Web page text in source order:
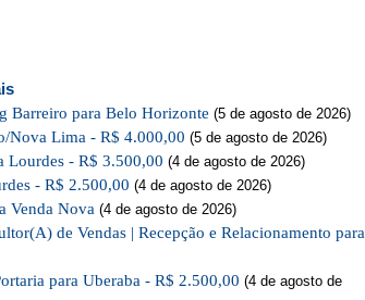
Barreiro para Belo Horizonte (5 de agosto de 2026)
Nova Lima - R$ 4.000,00 (5 de agosto de 2026)
Lourdes - R$ 3.500,00 (4 de agosto de 2026)
- R$ 2.500,00 (4 de agosto de 2026)
Venda Nova (4 de agosto de 2026)
de Vendas | Recepção e Relacionamento para
para Uberaba - R$ 2.500,00 (4 de agosto de